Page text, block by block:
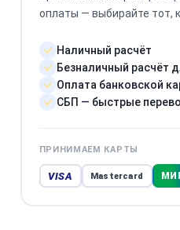
оплаты — выбирайте тот,
Наличный расчёт
Безналичный расчёт
Оплата банковской
СБП — быстрые
ПРИНИМАЕМ КАРТЫ
VISA Mastercard